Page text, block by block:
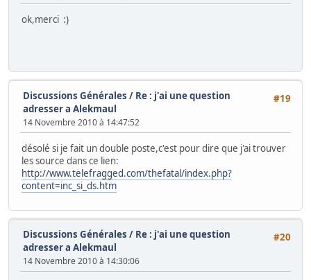
ok,merci :)
#19
Discussions Générales / Re : j'ai une question
adresser a Alekmaul
14 Novembre 2010 à 14:47:52
désolé si je fait un double poste,c'est pour dire que j'ai trouver
les source dans ce lien:
http://www.telefragged.com/thefatal/index.php?
content=inc_si_ds.htm
#20
Discussions Générales / Re : j'ai une question
adresser a Alekmaul
14 Novembre 2010 à 14:30:06